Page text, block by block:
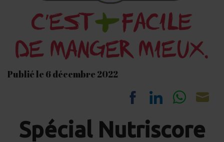
Publié le 6 décembre 2022
on on on
Spécial Nutriscore